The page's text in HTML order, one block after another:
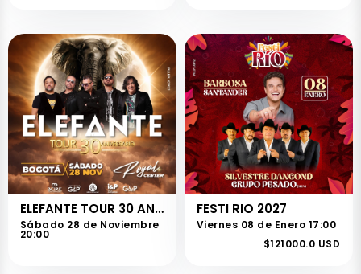
ELEFANTE TOUR 30 ANIVERSARIO - BOGOTÁ
Sábado 28 de Noviembre
20:00
FESTI RIO 2027
Viernes 08 de Enero 17:00
$121000.0 USD